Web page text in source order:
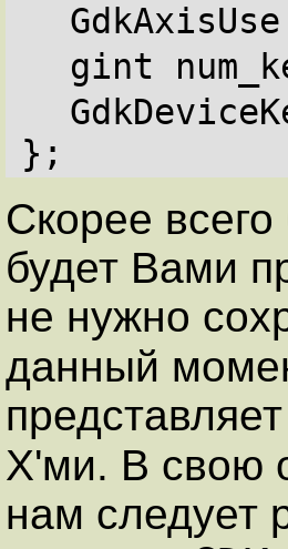
gint
};
Скорее
будет Вами
не нужно
данный
X'ми. В свою
нам следует